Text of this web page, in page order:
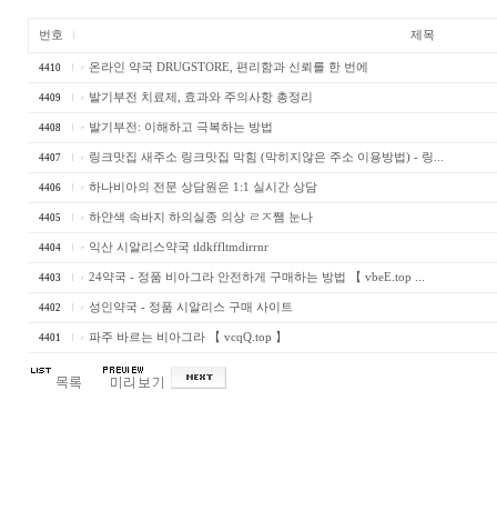
번호 제목
4410 온라인 약국 DRUGSTORE, 편리함과 신뢰를 한 번에
4409 발기부전 치료제, 효과와 주의사항 총정리
4408 발기부전: 이해하고 극복하는 방법
4407 링크맛집 새주소 링크맛집 막힘 (막히지않은 주소 이용방법) - 링...
4406 하나비아의 전문 상담원은 1:1 실시간 상담
4405 하얀색 속바지 하의실종 의상 ㄹㅈ쨈 눈나
4404 익산 시알리스약국 tldkffltmdirrnr
4403 24약국 - 정품 비아그라 안전하게 구매하는 방법 【 vbeE.top ...
4402 성인약국 - 정품 시알리스 구매 사이트
4401 파주 바르는 비아그라 【 vcqQ.top 】